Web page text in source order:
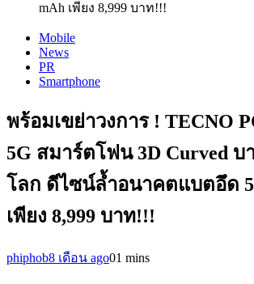
mAh เพียง 8,999 บาท!!!
Mobile
News
PR
Smartphone
พร้อมเขย่าวงการ ! TECNO
5G สมาร์ตโฟน 3D Curved บ
โลก ดีไซน์ล้ำอนาคตแบตอึด
เพียง 8,999 บาท!!!
phiphob8 เดือน ago01 mins